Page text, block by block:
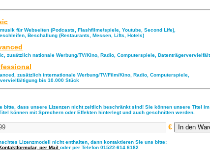
für Webseiten (Podcasts, Flashfilme/spiele, Youtube, Second Life),
Beschallung (Restaurants, Messen, Lifts, Hotels)
zusätzlich nationale Werbung/TV/Kino, Radio, Computerspiele,
zusätzlich internationale Werbung/TV/Film/Kino, Radio, Computerspiele,
bis 10.000 Stück
bitte, dass unsere Lizenzen nicht zeitlich beschränkt sind! Sie können unsere Titel
können mit Sprechern oder Effekten hinterlegt und auch geschnitten werden.
€
Lizenzmodell nicht enthalten, dann kontaktieren Sie uns bitte:
per Mail oder per Telefon 01522-614 6182